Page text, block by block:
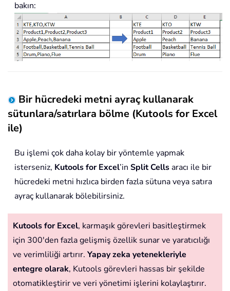
bakın:
Bir hücredeki metni ayraç kullanarak
sütunlara/satırlara bölme (Kutools for Excel
ile)
Bu işlemi çok daha kolay bir yöntemle yapmak
isterseniz, Kutools for Excel’in Split Cellsaracı ile bir
hücredeki metni hızlıca birden fazla sütuna veya satıra
ayraç kullanarak bölebilirsiniz.
Kutools for Excel, karmaşık görevleri basitleştirmek
için 300'den fazla gelişmiş özellik sunar ve yaratıcılığı
ve verimliliği artırır. Yapay zeka yetenekleriyle
entegre olarak, Kutools görevleri hassas bir şekilde
otomatikleştirir ve veri yönetimi işlerini kolaylaştırır.